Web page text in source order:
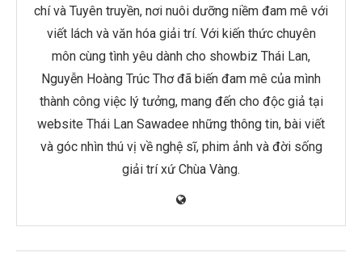
chí và Tuyên truyền, nơi nuôi dưỡng niềm đam mê với
viết lách và văn hóa giải trí. Với kiến thức chuyên
môn cùng tình yêu dành cho showbiz Thái Lan,
Nguyễn Hoàng Trúc Thơ đã biến đam mê của mình
thành công việc lý tưởng, mang đến cho độc giả tại
website Thái Lan Sawadee những thông tin, bài viết
và góc nhìn thú vị về nghệ sĩ, phim ảnh và đời sống
giải trí xứ Chùa Vàng.